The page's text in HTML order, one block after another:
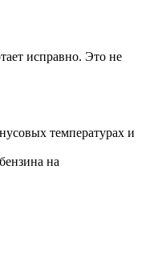
исправно. Это не
температурах и
на